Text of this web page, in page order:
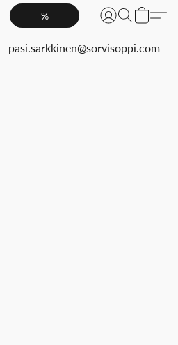
%
pasi.sarkkinen@sorvisoppi.com